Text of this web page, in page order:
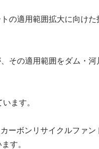
の適用範囲拡大に向け
その適用範囲をダム・
ます。
ーボンリサイクルファ
す。